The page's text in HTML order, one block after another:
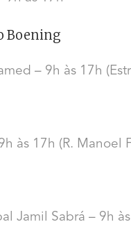
Boening
– 9h às 17h
às 17h (R.
Jamil Sabrá – 9h